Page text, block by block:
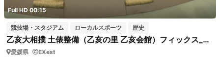
Full HD 00:15
競技場・スタジアム ローカルスポーツ 歴史
乙亥大相撲 土俵整備（乙亥の里 乙亥会館）フィックス_GoPro
愛媛県 EXest